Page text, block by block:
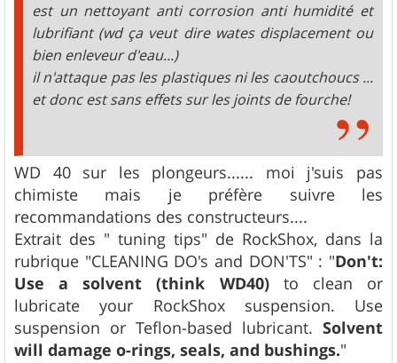
est un nettoyant anti corrosion anti humidité et
lubrifiant (wd ça veut dire wates displacement ou
bien enleveur d'eau...)
il n'attaque pas les plastiques ni les caoutchoucs ...
et donc est sans effets sur les joints de fourche!
WD 40 sur les plongeurs...... moi j'suis pas
chimiste mais je préfère suivre les
recommandations des constructeurs....
Extrait des " tuning tips" de RockShox, dans la
rubrique "CLEANING DO's and DON'TS" : "Don't:
Use a solvent (think WD40)to clean or
lubricate your RockShox suspension. Use
suspension or Teflon-based lubricant. Solvent
will damage o-rings, seals, and bushings."